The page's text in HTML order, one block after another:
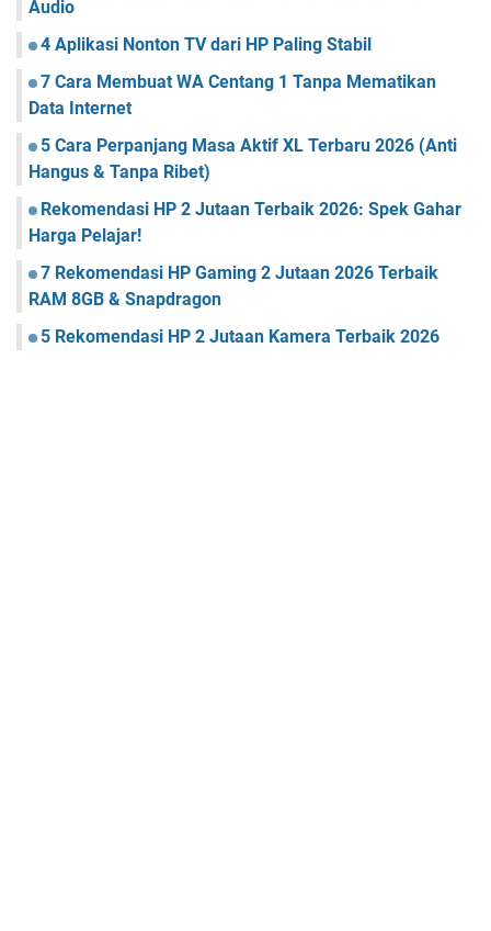
Audio
4 Aplikasi Nonton TV dari HP Paling Stabil
7 Cara Membuat WA Centang 1 Tanpa Mematikan
Data Internet
5 Cara Perpanjang Masa Aktif XL Terbaru 2026 (Anti
Hangus & Tanpa Ribet)
Rekomendasi HP 2 Jutaan Terbaik 2026: Spek Gahar
Harga Pelajar!
7 Rekomendasi HP Gaming 2 Jutaan 2026 Terbaik
RAM 8GB & Snapdragon
5 Rekomendasi HP 2 Jutaan Kamera Terbaik 2026